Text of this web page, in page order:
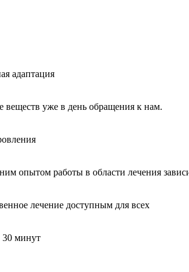
адаптация
уже в день обращения к нам.
опытом работы в области лечения
лечение доступным для всех
30 минут